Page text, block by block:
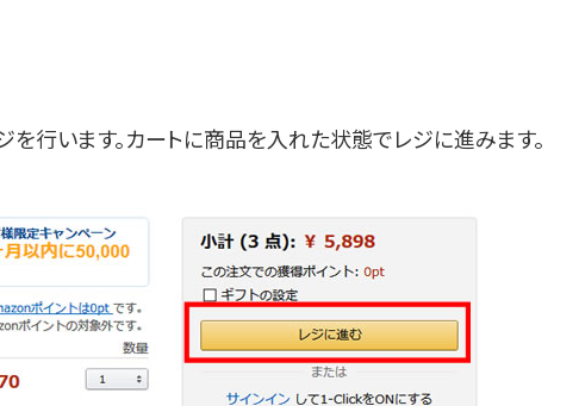
行います。カートに商品を入れた状態でレジに進みます。